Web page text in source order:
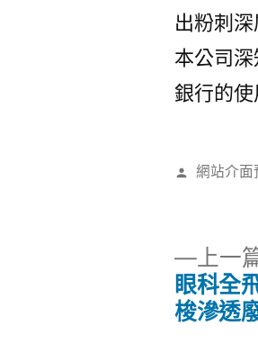
出粉刺
本公司
銀行的使
作
網站介面
上一
眼科全
梭滲透